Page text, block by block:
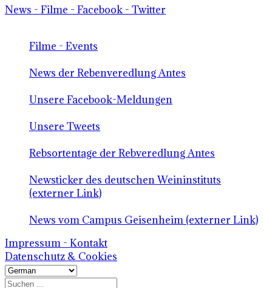
News - Filme - Facebook - Twitter
Filme - Events
News der Rebenveredlung Antes
Unsere Facebook-Meldungen
Unsere Tweets
Rebsortentage der Rebveredlung Antes
Newsticker des deutschen Weininstituts
(externer Link)
News vom Campus Geisenheim (externer Link)
Impressum - Kontakt
Datenschutz & Cookies